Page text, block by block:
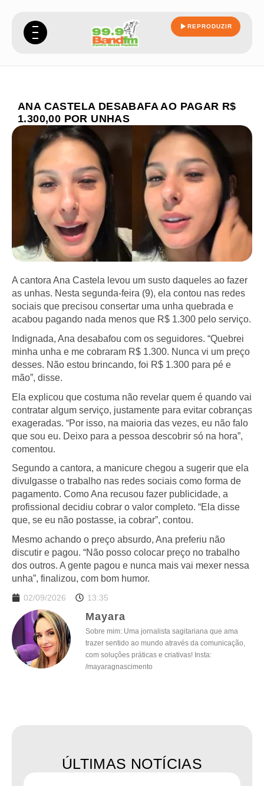
REPRODUZIR
ANA CASTELA DESABAFA AO PAGAR R$
1.300,00 POR UNHAS
A cantora Ana Castela levou um susto daqueles ao fazer
as unhas. Nesta segunda-feira (9), ela contou nas redes
sociais que precisou consertar uma unha quebrada e
acabou pagando nada menos que R$ 1.300 pelo serviço.
Indignada, Ana desabafou com os seguidores. “Quebrei
minha unha e me cobraram R$ 1.300. Nunca vi um preço
desses. Não estou brincando, foi R$ 1.300 para pé e
mão”, disse.
Ela explicou que costuma não revelar quem é quando vai
contratar algum serviço, justamente para evitar cobranças
exageradas. “Por isso, na maioria das vezes, eu não falo
que sou eu. Deixo para a pessoa descobrir só na hora”,
comentou.
Segundo a cantora, a manicure chegou a sugerir que ela
divulgasse o trabalho nas redes sociais como forma de
pagamento. Como Ana recusou fazer publicidade, a
profissional decidiu cobrar o valor completo. “Ela disse
que, se eu não postasse, ia cobrar”, contou.
Mesmo achando o preço absurdo, Ana preferiu não
discutir e pagou. “Não posso colocar preço no trabalho
dos outros. A gente pagou e nunca mais vai mexer nessa
unha”, finalizou, com bom humor.
02/09/2026 13:35
Mayara
Sobre mim: Uma jornalista sagitariana que ama
trazer sentido ao mundo através da comunicação,
com soluções práticas e criativas! Insta:
/mayaragnascimento
ÚLTIMAS NOTÍCIAS